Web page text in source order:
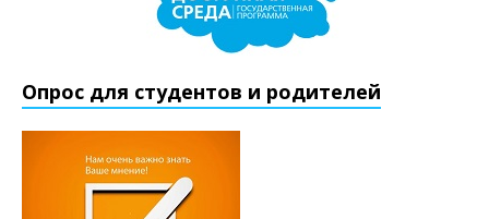
Опрос для студентов и родителей